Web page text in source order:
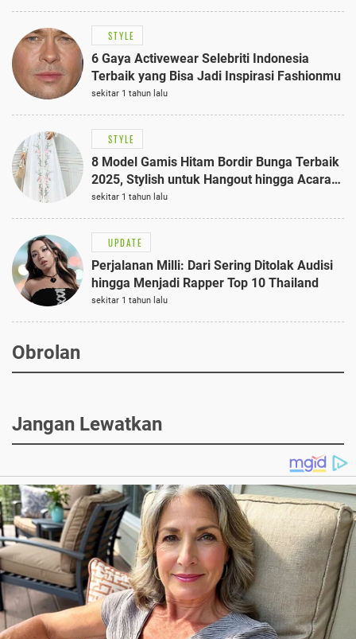
STYLE
6 Gaya Activewear Selebriti Indonesia
Terbaik yang Bisa Jadi Inspirasi Fashionmu
sekitar 1 tahun lalu
STYLE
8 Model Gamis Hitam Bordir Bunga Terbaik
2025, Stylish untuk Hangout hingga Acara
Semi-Formal
sekitar 1 tahun lalu
UPDATE
Perjalanan Milli: Dari Sering Ditolak Audisi
hingga Menjadi Rapper Top 10 Thailand
sekitar 1 tahun lalu
Obrolan
Jangan Lewatkan